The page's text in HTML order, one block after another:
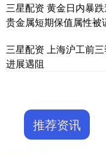
三星配资 黄金日内暴
贵金属短期保值属性被
三星配资 上海沪工前
进展遇阻
推荐资讯